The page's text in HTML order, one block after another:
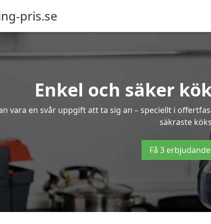
pris.se
Enkel och säker
vara en svår uppgift att ta sig an – speciellt i
säkraste
Få 3